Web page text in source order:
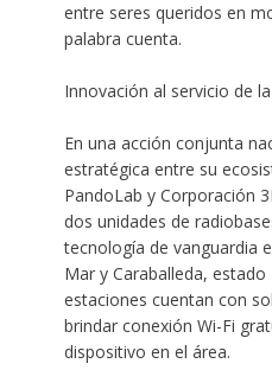
entre seres queridos en
palabra cuenta.
Innovación al servicio de
En una acción conjunta
estratégica entre su
PandoLab y Corporación
dos unidades de
tecnología de vanguardia
Mar y Caraballeda, estado
estaciones cuentan con
brindar conexión Wi-Fi
dispositivo en el área.